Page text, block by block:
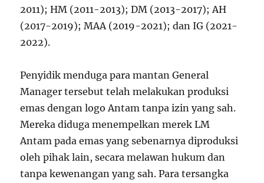
2011); HM (2011-2013); DM (2013-2017); AH
(2017-2019); MAA (2019-2021); dan IG (2021-
2022).
Penyidik menduga para mantan General
Manager tersebut telah melakukan produksi
emas dengan logo Antam tanpa izin yang sah.
Mereka diduga menempelkan merek LM
Antam pada emas yang sebenarnya diproduksi
oleh pihak lain, secara melawan hukum dan
tanpa kewenangan yang sah. Para tersangka